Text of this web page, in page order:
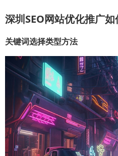
深圳SEO网站优化推广
关键词选择类型方法